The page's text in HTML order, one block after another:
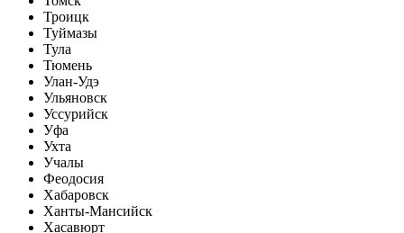
Троицк
Туймазы
Тула
Тюмень
Улан-Удэ
Ульяновск
Уссурийск
Уфа
Ухта
Учалы
Феодосия
Хабаровск
Ханты-Мансийск
Хасавюрт